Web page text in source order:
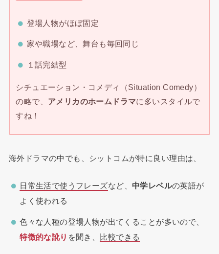
登場人物がほぼ固定
家や職場など、舞台も毎回同じ
１話完結型
シチュエーション・コメディ（Situation Comedy）
の略で、 アメリカのホームドラマに多いスタイルで
すね！
海外ドラマの中でも、シットコムが特に良い理由は、
日常生活で使うフレーズなど、 中学レベルの英語が
よく使われる
色々な人種の登場人物が出てくることが多いので、
特徴的な訛り を聞き、 比較できる